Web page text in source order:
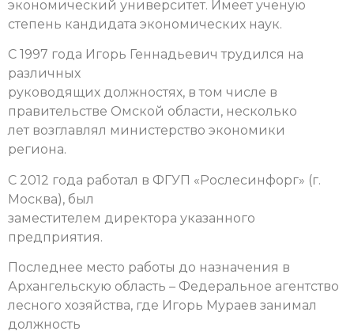
экономический университет. Имеет ученую
степень кандидата экономических наук.
С 1997 года Игорь Геннадьевич трудился на
различных
руководящих должностях, в том числе в
правительстве Омской области, несколько
лет возглавлял министерство экономики
региона.
С 2012 года работал в ФГУП «Рослесинфорг» (г.
Москва), был
заместителем директора указанного
предприятия.
Последнее место работы до назначения в
Архангельскую область – Федеральное агентство
лесного хозяйства, где Игорь Мураев занимал
должность